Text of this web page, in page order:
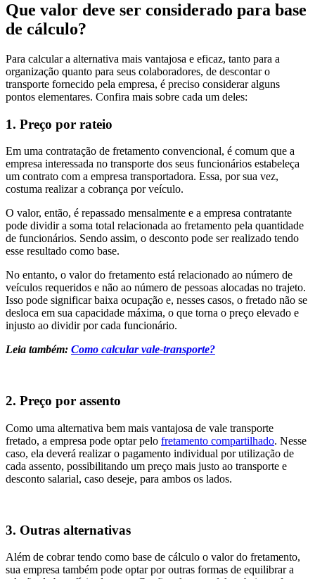
Que valor deve ser considerado para base
de cálculo?
Para calcular a alternativa mais vantajosa e eficaz, tanto para a
organização quanto para seus colaboradores, de descontar o
transporte fornecido pela empresa, é preciso considerar alguns
pontos elementares. Confira mais sobre cada um deles:
1. Preço por rateio
Em uma contratação de fretamento convencional, é comum que a
empresa interessada no transporte dos seus funcionários estabeleça
um contrato com a empresa transportadora. Essa, por sua vez,
costuma realizar a cobrança por veículo.
O valor, então, é repassado mensalmente e a empresa contratante
pode dividir a soma total relacionada ao fretamento pela quantidade
de funcionários. Sendo assim, o desconto pode ser realizado tendo
esse resultado como base.
No entanto, o valor do fretamento está relacionado ao número de
veículos requeridos e não ao número de pessoas alocadas no trajeto.
Isso pode significar baixa ocupação e, nesses casos, o fretado não se
desloca em sua capacidade máxima, o que torna o preço elevado e
injusto ao dividir por cada funcionário.
Leia também: Como calcular vale-transporte?
2. Preço por assento
Como uma alternativa bem mais vantajosa de vale transporte
fretado, a empresa pode optar pelo fretamento compartilhado. Nesse
caso, ela deverá realizar o pagamento individual por utilização de
cada assento, possibilitando um preço mais justo ao transporte e
desconto salarial, caso deseje, para ambos os lados.
3. Outras alternativas
Além de cobrar tendo como base de cálculo o valor do fretamento,
sua empresa também pode optar por outras formas de equilibrar a